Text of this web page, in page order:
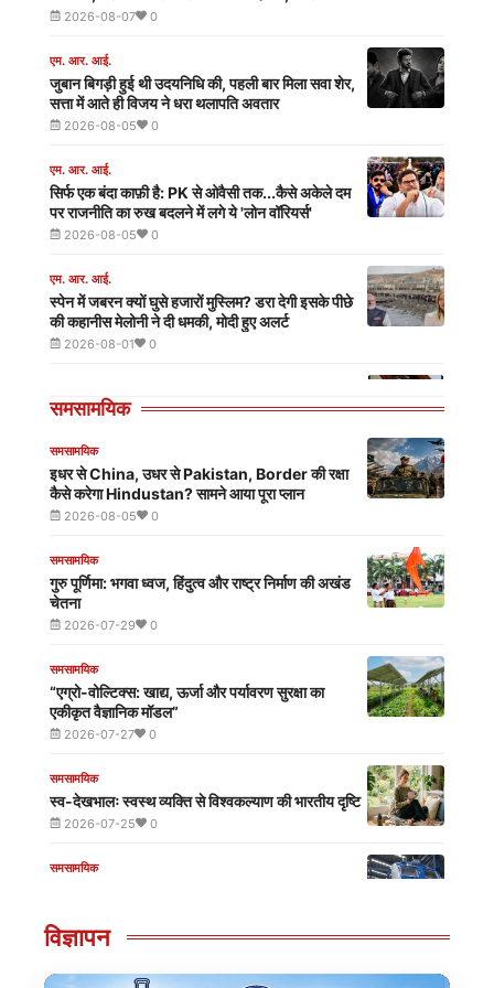
आज
ताजा
खबर
पाकिस्तान पर हुकूमत कर रहे मुनीर-शहबाज?
2026-08-07 0
एम. आर. आई.
जुबान बिगड़ी हुई थी उदयनिधि की, पहली बार मिला सवा शेर,
सत्ता में आते ही विजय ने धरा थलापति अवतार
2026-08-05 0
एम. आर. आई.
सिर्फ एक बंदा काफ़ी है: PK से ओवैसी तक...कैसे अकेले दम
पर राजनीति का रुख बदलने में लगे ये 'लोन वॉरियर्स'
2026-08-05 0
एम. आर. आई.
स्पेन में जबरन क्यों घुसे हजारों मुस्लिम? डरा देगी इसके पीछे
की कहानीस मेलोनी ने दी धमकी, मोदी हुए अलर्ट
2026-08-01 0
Guardians of Democracy, Yet Orphans in
2026-08-01
एम. आर. आई.
Pakistan में होने वाला है CJP जैसा आंदोलन? क्यों 'Gen
2026-07-29
समसामयिक
समसामयिक
इधर से China, उधर से Pakistan, Border की रक्षा
कैसे करेगा Hindustan? सामने आया पूरा प्लान
2026-08-05 0
समसामयिक
गुरु पूर्णिमा: भगवा ध्वज, हिंदुत्व और राष्ट्र निर्माण की अखंड
चेतना
2026-07-29 0
समसामयिक
“एग्रो-वोल्टिक्स: खाद्य, ऊर्जा और पर्यावरण सुरक्षा का
एकीकृत वैज्ञानिक मॉडल”
2026-07-27 0
समसामयिक
स्व-देखभालः स्वस्थ व्यक्ति से विश्वकल्याण की भारतीय दृष्टि
2026-07-25 0
समसामयिक
तरह दौड़ेगी ट्रेन
2026-07-13 0
समसामयिक
विज्ञापन